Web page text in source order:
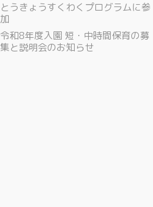
とうきょうすくわくプログラムに参
加
令和8年度入園 短・中時間保育の募
集と説明会のお知らせ